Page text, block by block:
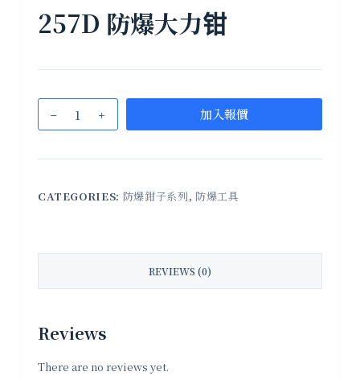
257D 防爆大力钳
加入報價
CATEGORIES: 防爆鉗子系列, 防爆工具
REVIEWS (0)
Reviews
There are no reviews yet.